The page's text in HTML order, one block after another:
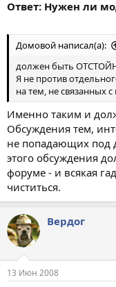
Ответ: Нужен ли
Домовой написал(а):
должен быть
Я не против
на тем, не связанных
Именно таким и
Обсуждения тем,
не попадающих под
этого обсуждения
форуме - и всякая
чиститься.
Вердог
13 Июн 2008